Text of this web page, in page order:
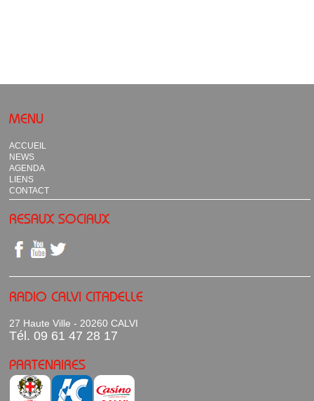
MENU
ACCUEIL
NEWS
AGENDA
LIENS
CONTACT
RESAUX SOCIAUX
RADIO CALVI CITADELLE
27 Haute Ville - 20260 CALVI
Tél. 09 61 47 28 17
PARTENAIRES